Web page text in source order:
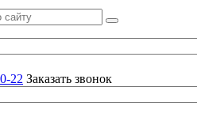
22 Заказать звонок